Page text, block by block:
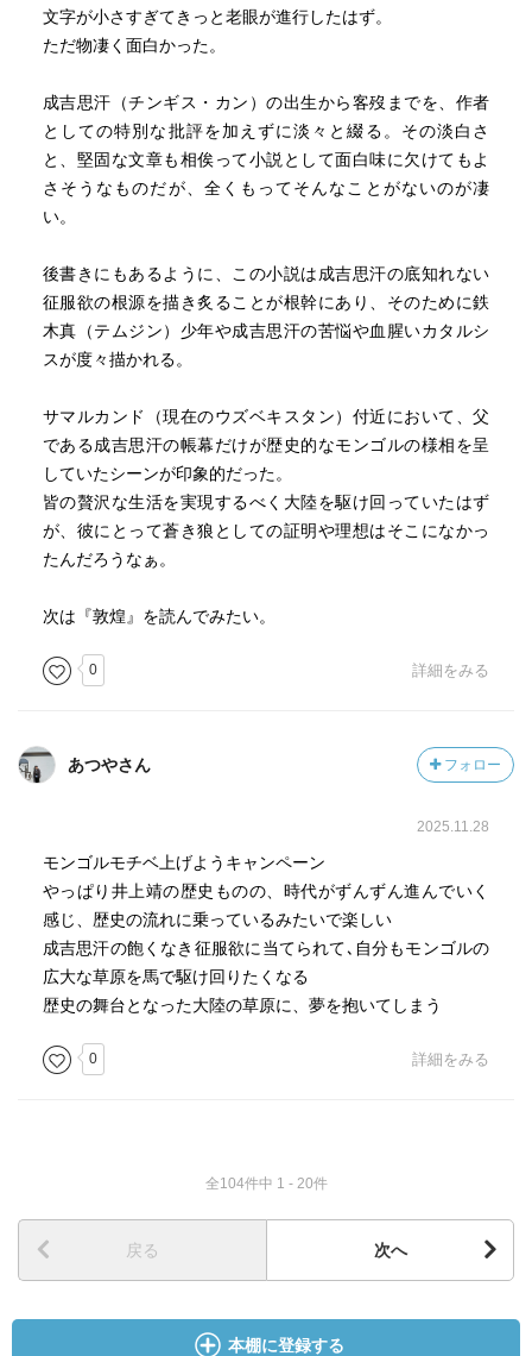
文字が小さすぎてきっと老眼が進行したはず。
ただ物凄く面白かった。
成吉思汗（チンギス・カン）の出生から客歿までを、作者
としての特別な批評を加えずに淡々と綴る。その淡白さ
と、堅固な文章も相俟って小説として面白味に欠けてもよ
さそうなものだが、全くもってそんなことがないのが凄
い。
後書きにもあるように、この小説は成吉思汗の底知れない
征服欲の根源を描き炙ることが根幹にあり、そのために鉄
木真（テムジン）少年や成吉思汗の苦悩や血腥いカタルシ
スが度々描かれる。
サマルカンド（現在のウズベキスタン）付近において、父
である成吉思汗の帳幕だけが歴史的なモンゴルの様相を呈
していたシーンが印象的だった。
皆の贅沢な生活を実現するべく大陸を駆け回っていたはず
が、彼にとって蒼き狼としての証明や理想はそこになかっ
たんだろうなぁ。
次は『敦煌』を読んでみたい。
0 詳細をみる
あつやさん フォロー
2025.11.28
モンゴルモチベ上げようキャンペーン
やっぱり井上靖の歴史ものの、時代がずんずん進んでいく
感じ、歴史の流れに乗っているみたいで楽しい
成吉思汗の飽くなき征服欲に当てられて､自分もモンゴルの
広大な草原を馬で駆け回りたくなる
歴史の舞台となった大陸の草原に、夢を抱いてしまう
0 詳細をみる
全104件中 1 - 20件
戻る 次へ
本棚に登録する